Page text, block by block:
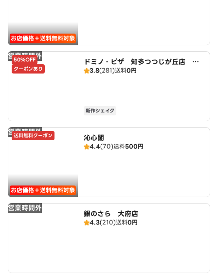
お店価格＋送料無料対象
営業時間外
50%OFF
クーポンあり
ドミノ・ピザ 知多つつじが丘店 Do
mino's
3.8(281)送料0円
新作シェイク
営業時間外
送料無料クーポン
お店価格＋送料無料対象
沁心閣
4.4(70)送料500円
営業時間外
銀のさら 大府店
4.3(210)送料0円